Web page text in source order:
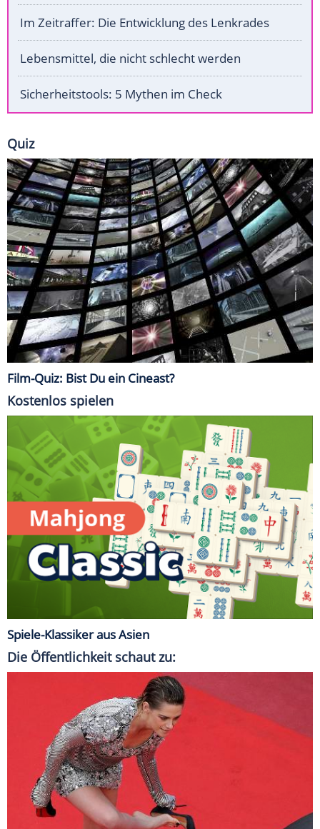
Im Zeitraffer: Die Entwicklung des Lenkrades
Lebensmittel, die nicht schlecht werden
Sicherheitstools: 5 Mythen im Check
Quiz
Film-Quiz: Bist Du ein Cineast?
Kostenlos spielen
Spiele-Klassiker aus Asien
Die Öffentlichkeit schaut zu: